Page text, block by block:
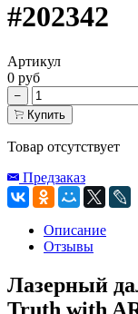
#202342
Артикул
0 руб
Купить
Товар отсутствует
Предзаказ
Описание
Отзывы
Лазерный
Truth with